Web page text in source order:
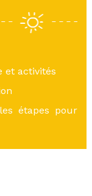
et activités
étapes pour